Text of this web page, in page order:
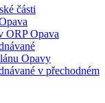
části
ORP Opava
Opavy
v přechodném